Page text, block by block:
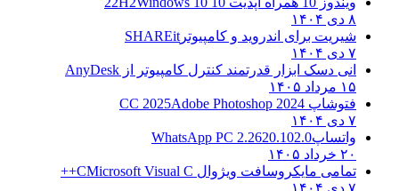
۸ دی ۱۴۰۴
شیریت برای اندروید و کامپیوتر SHAREit
۷ دی ۱۴۰۴
انی دسک ابزار قدرتمند کنترل کامپیوتر از AnyDesk
۱۵ مرداد ۱۴۰۵
فتوشاپ CC 2025 Adobe Photoshop 2024
۷ دی ۱۴۰۴
واتساپWhatsApp PC 2.2620.102.0
۲۰ خرداد ۱۴۰۵
تمامی مایکروسافت ویژوال C Microsoft Visual C++